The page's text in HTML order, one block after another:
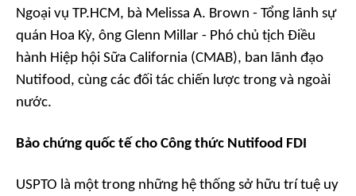
Ngoại vụ TP.HCM, bà Melissa A. Brown - Tổng lãnh sự
quán Hoa Kỳ, ông Glenn Millar - Phó chủ tịch Điều
hành Hiệp hội Sữa California (CMAB), ban lãnh đạo
Nutifood, cùng các đối tác chiến lược trong và ngoài
nước.
Bảo chứng quốc tế cho Công thức Nutifood FDI
USPTO là một trong những hệ thống sở hữu trí tuệ uy